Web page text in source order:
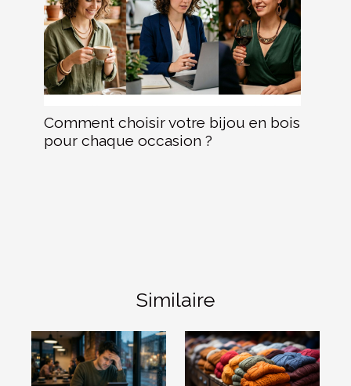
Comment choisir votre bijou en bois
pour chaque occasion ?
Similaire